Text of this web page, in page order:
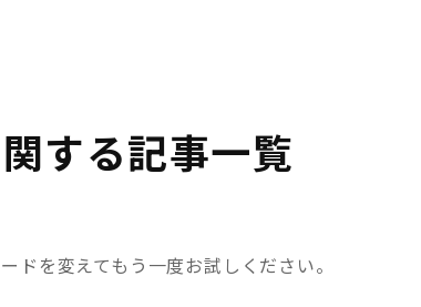
する記事一覧
ドを変えてもう一度お試しください。